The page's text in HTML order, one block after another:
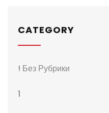
CATEGORY
! Без Рубрики
1